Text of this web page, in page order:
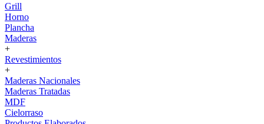
Grill
Horno
Plancha
Maderas
+
Revestimientos
+
Maderas Nacionales
Maderas Tratadas
MDF
Cielorraso